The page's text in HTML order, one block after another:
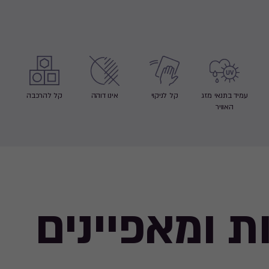
עמיד בתנאי מזג
האוויר
קל לניקוי אינו דוהה קל להרכבה
ומאפיינים